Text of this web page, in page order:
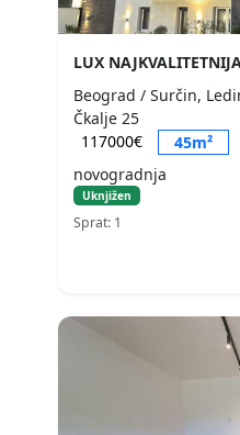
LUX
Beograd / Surčin,
Čkalje 25
117000€
45m²
novogradnja
Uknjižen
Sprat: 1